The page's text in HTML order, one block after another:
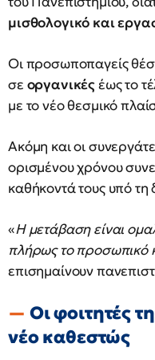
μισθολογικό και
Οι προσωποπαγείς
σε οργανικέςέως το
με το νέο θεσμικό
Ακόμη και οι
ορισμένου χρόνου
καθήκοντά τους υπό
«Η μετάβαση είναι
πλήρως το προσωπικό
επισημαίνουν
Οι φοιτητές
νέο καθεστώς